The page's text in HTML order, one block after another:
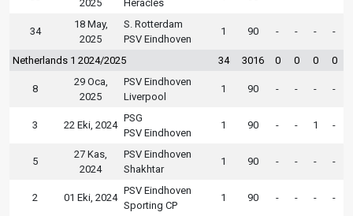
2025
Heracles
34
18 May,
2025
S. Rotterdam
PSV Eindhoven
1 90 - - - -
Netherlands 1 2024/2025 34 3016 0 0 0 0
8
29 Oca,
2025
PSV Eindhoven
Liverpool
1 90 - - - -
3 22 Eki, 2024
PSG
PSV Eindhoven
1 90 - - 1 -
5
27 Kas,
2024
PSV Eindhoven
Shakhtar
1 90 - - - -
2 01 Eki, 2024
PSV Eindhoven
Sporting CP
1 90 - - - -